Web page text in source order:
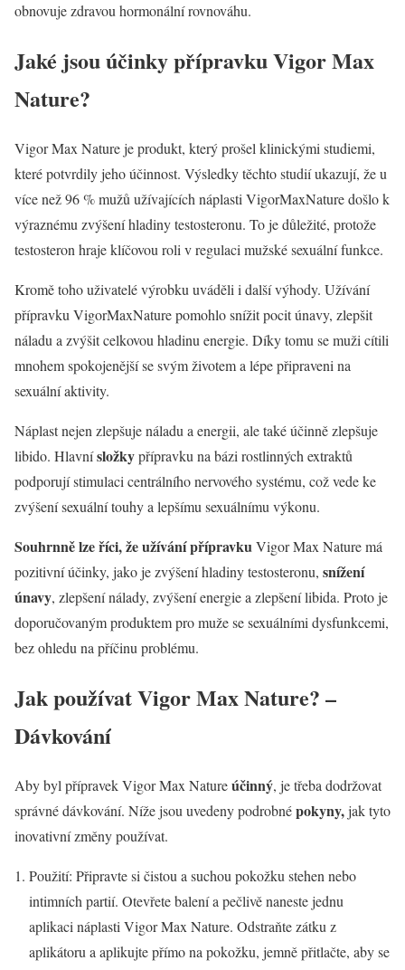
obnovuje zdravou hormonální rovnováhu.
Jaké jsou účinky přípravku Vigor Max
Nature?
Vigor Max Nature je produkt, který prošel klinickými studiemi,
které potvrdily jeho účinnost. Výsledky těchto studií ukazují, že u
více než 96 % mužů užívajících náplasti VigorMaxNature došlo k
výraznému zvýšení hladiny testosteronu. To je důležité, protože
testosteron hraje klíčovou roli v regulaci mužské sexuální funkce.
Kromě toho uživatelé výrobku uváděli i další výhody. Užívání
přípravku VigorMaxNature pomohlo snížit pocit únavy, zlepšit
náladu a zvýšit celkovou hladinu energie. Díky tomu se muži cítili
mnohem spokojenější se svým životem a lépe připraveni na
sexuální aktivity.
Náplast nejen zlepšuje náladu a energii, ale také účinně zlepšuje
libido. Hlavnísložkypřípravku na bázi rostlinných extraktů
podporují stimulaci centrálního nervového systému, což vede ke
zvýšení sexuální touhy a lepšímu sexuálnímu výkonu.
Souhrnně lze říci, že užívání přípravkuVigor Max Nature má
pozitivní účinky, jako je zvýšení hladiny testosteronu, snížení
únavy, zlepšení nálady, zvýšení energie a zlepšení libida. Proto je
doporučovaným produktem pro muže se sexuálními dysfunkcemi,
bez ohledu na příčinu problému.
Jak používat Vigor Max Nature? –
Dávkování
Aby byl přípravek Vigor Max Natureúčinný, je třeba dodržovat
správné dávkování. Níže jsou uvedeny podrobnépokyny,jak tyto
inovativní změny používat.
Použití: Připravte si čistou a suchou pokožku stehen nebo
intimních partií. Otevřete balení a pečlivě naneste jednu
aplikaci náplasti Vigor Max Nature. Odstraňte zátku z
aplikátoru a aplikujte přímo na pokožku, jemně přitlačte, aby se